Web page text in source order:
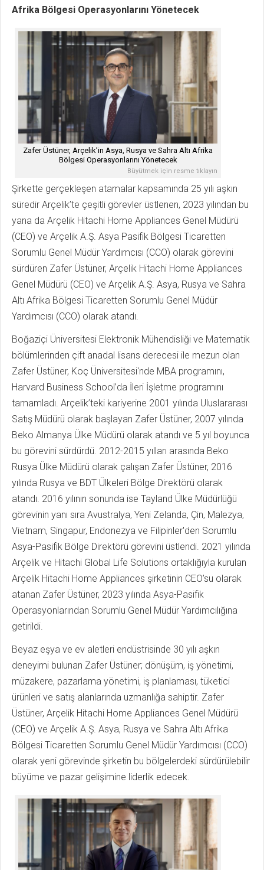
Afrika Bölgesi Operasyonlarını Yönetecek
Zafer Üstüner, Arçelik’in Asya, Rusya ve Sahra Altı Afrika
Bölgesi Operasyonlarını Yönetecek
Büyütmek için resme tıklayın
Şirkette gerçekleşen atamalar kapsamında 25 yılı aşkın
süredir Arçelik’te çeşitli görevler üstlenen, 2023 yılından bu
yana da Arçelik Hitachi Home Appliances Genel Müdürü
(CEO) ve Arçelik A.Ş. Asya Pasifik Bölgesi Ticaretten
Sorumlu Genel Müdür Yardımcısı (CCO) olarak görevini
sürdüren Zafer Üstüner, Arçelik Hitachi Home Appliances
Genel Müdürü (CEO) ve Arçelik A.Ş. Asya, Rusya ve Sahra
Altı Afrika Bölgesi Ticaretten Sorumlu Genel Müdür
Yardımcısı (CCO) olarak atandı.
Boğaziçi Üniversitesi Elektronik Mühendisliği ve Matematik
bölümlerinden çift anadal lisans derecesi ile mezun olan
Zafer Üstüner, Koç Üniversitesi'nde MBA programını,
Harvard Business School’da İleri İşletme programını
tamamladı. Arçelik’teki kariyerine 2001 yılında Uluslararası
Satış Müdürü olarak başlayan Zafer Üstüner, 2007 yılında
Beko Almanya Ülke Müdürü olarak atandı ve 5 yıl boyunca
bu görevini sürdürdü. 2012-2015 yılları arasında Beko
Rusya Ülke Müdürü olarak çalışan Zafer Üstüner, 2016
yılında Rusya ve BDT Ülkeleri Bölge Direktörü olarak
atandı. 2016 yılının sonunda ise Tayland Ülke Müdürlüğü
görevinin yanı sıra Avustralya, Yeni Zelanda, Çin, Malezya,
Vietnam, Singapur, Endonezya ve Filipinler'den Sorumlu
Asya-Pasifik Bölge Direktörü görevini üstlendi. 2021 yılında
Arçelik ve Hitachi Global Life Solutions ortaklığıyla kurulan
Arçelik Hitachi Home Appliances şirketinin CEO’su olarak
atanan Zafer Üstüner, 2023 yılında Asya-Pasifik
Operasyonlarından Sorumlu Genel Müdür Yardımcılığına
getirildi.
Beyaz eşya ve ev aletleri endüstrisinde 30 yılı aşkın
deneyimi bulunan Zafer Üstüner; dönüşüm, iş yönetimi,
müzakere, pazarlama yönetimi, iş planlaması, tüketici
ürünleri ve satış alanlarında uzmanlığa sahiptir. Zafer
Üstüner, Arçelik Hitachi Home Appliances Genel Müdürü
(CEO) ve Arçelik A.Ş. Asya, Rusya ve Sahra Altı Afrika
Bölgesi Ticaretten Sorumlu Genel Müdür Yardımcısı (CCO)
olarak yeni görevinde şirketin bu bölgelerdeki sürdürülebilir
büyüme ve pazar gelişimine liderlik edecek.